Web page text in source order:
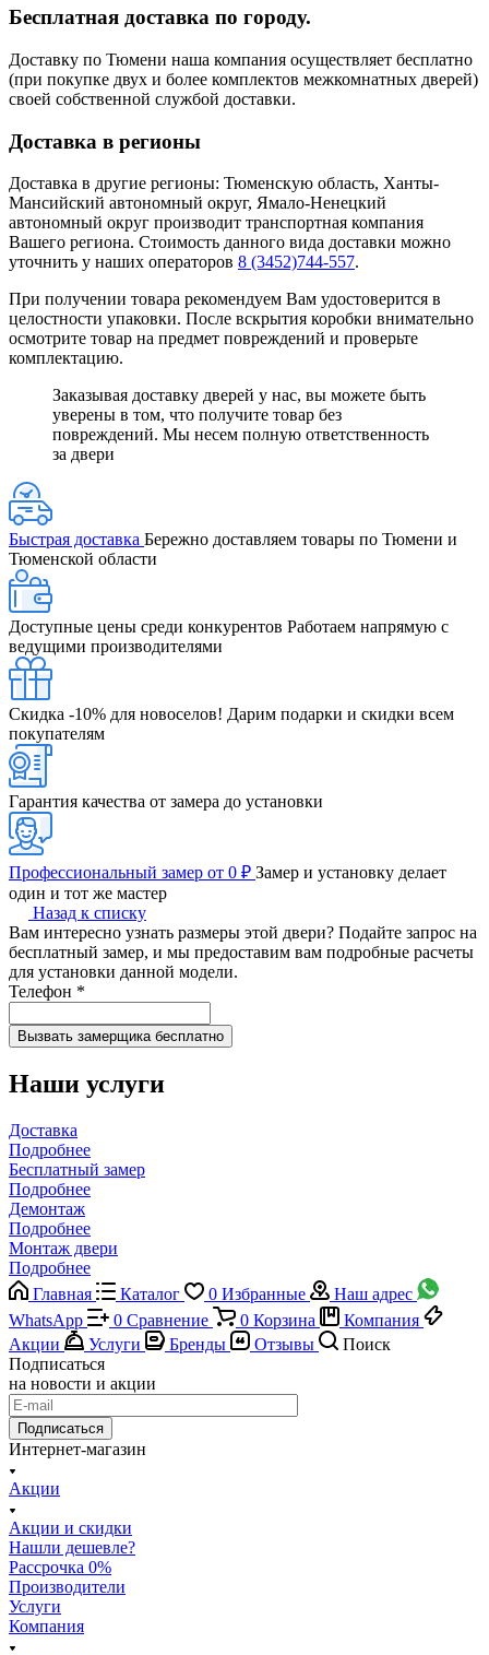
Бесплатная доставка по городу.
Доставку по Тюмени наша компания осуществляет бесплатно
(при покупке двух и более комплектов межкомнатных дверей)
своей собственной службой доставки.
Доставка в регионы
Доставка в другие регионы: Тюменскую область, Ханты-
Мансийский автономный округ, Ямало-Ненецкий
автономный округ производит транспортная компания
Вашего региона. Стоимость данного вида доставки можно
уточнить у наших операторов 8 (3452)744-557.
При получении товара рекомендуем Вам удостоверится в
целостности упаковки. После вскрытия коробки внимательно
осмотрите товар на предмет повреждений и проверьте
комплектацию.
Заказывая доставку дверей у нас, вы можете быть
уверены в том, что получите товар без
повреждений. Мы несем полную ответственность
за двери
Быстрая доставка Бережно доставляем товары по Тюмени и
Тюменской области
Доступные цены среди конкурентов Работаем напрямую с
ведущими производителями
Скидка -10% для новоселов! Дарим подарки и скидки всем
покупателям
Гарантия качества от замера до установки
Профессиональный замер от 0 ₽ Замер и установку делает
один и тот же мастер
Назад к списку
Вам интересно узнать размеры этой двери? Подайте запрос на
бесплатный замер, и мы предоставим вам подробные расчеты
для установки данной модели.
Телефон *
Наши услуги
Доставка
Подробнее
Бесплатный замер
Подробнее
Демонтаж
Подробнее
Монтаж двери
Подробнее
Главная
Каталог 0 Избранные
Наш адрес
WhatsApp
0 Сравнение 0 Корзина
Компания
Акции
Услуги Бренды Отзывы
Поиск
Подписаться
на новости и акции
Подписаться
Интернет-магазин
Акции
Акции и скидки
Нашли дешевле?
Рассрочка 0%
Производители
Услуги
Компания